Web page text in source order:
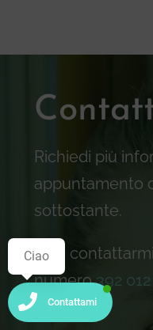
Richiedi più
appuntamento
sottostante.
Puoi
numero392
Contattami
Ciao